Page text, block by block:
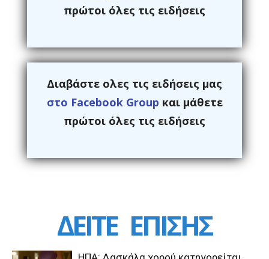
πρώτοι όλες τις ειδήσεις
Διαβάστε ολες τις ειδήσεις μας
στο Facebook Group και μάθετε
πρώτοι όλες τις ειδήσεις
ΔΕΙΤΕ ΕΠΙΣΗΣ